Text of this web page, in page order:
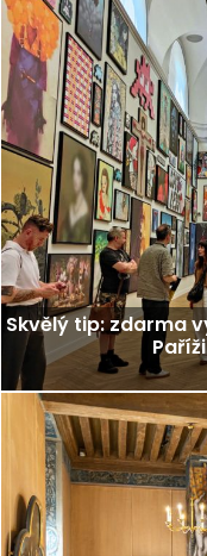
Skvělý tip: zdarma